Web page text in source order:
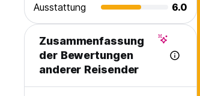
Ausstattung
6.0
Zusammenfassung
der Bewertungen
anderer Reisender